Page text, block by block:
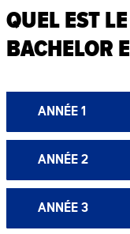
QUEL EST
BACHELOR
ANNÉE 1
ANNÉE 2
ANNÉE 3